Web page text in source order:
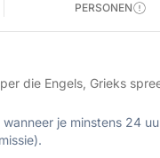
PERSONEN
die Engels, Grieks
je minstens 24